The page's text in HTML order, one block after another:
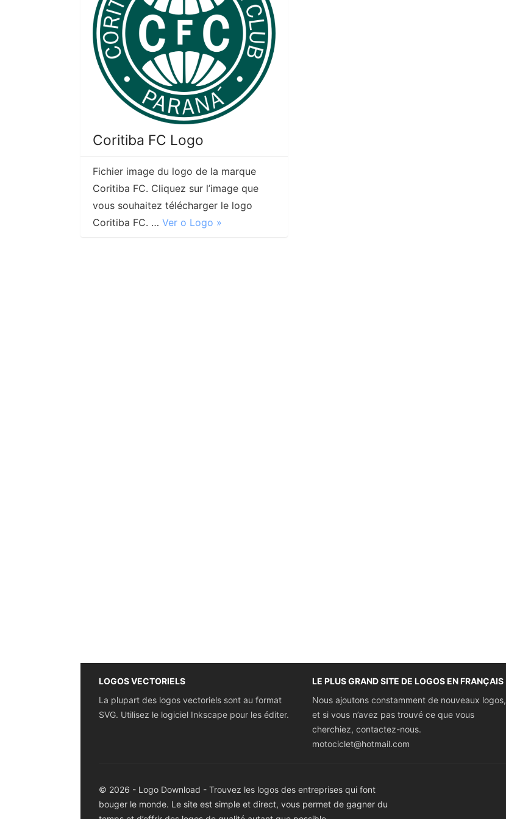
Coritiba FC Logo
Fichier image du logo de la marque
Coritiba FC. Cliquez sur l’image que
vous souhaitez télécharger le logo
Coritiba FC. … Ver o Logo »
LOGOS VECTORIELS
La plupart des logos vectoriels sont au format
SVG. Utilisez le logiciel Inkscape pour les éditer.
LE PLUS GRAND SITE DE LOGOS EN FRANÇAIS
Nous ajoutons constamment de nouveaux logos,
et si vous n’avez pas trouvé ce que vous
cherchiez, contactez-nous.
motociclet@hotmail.com
© 2026 - Logo Download - Trouvez les logos des entreprises qui font
bouger le monde. Le site est simple et direct, vous permet de gagner du